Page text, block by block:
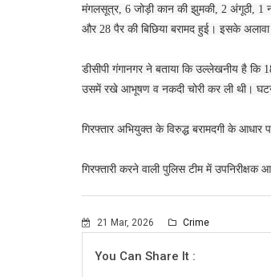
मंगलसूत्र, 6 जोड़ी कान की झुमकी, 2 अंगूठी, 1
और 28 पैर की बिछिया बरामद हुई। इसके
डीसीपी गंगानगर ने बताया कि उल्लेखनीय है कि
उसमें रखे आभूषण व नकदी चोरी कर ली थी।
गिरफ्तार अभियुक्त के विरुद्ध बरामदगी के आधार
गिरफ्तारी करने वाली पुलिस टीम में
21 Mar, 2026 Crime
You Can Share It :